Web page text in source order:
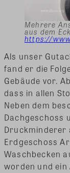
Mehrere
aus dem
https://
Als unser
fand er die
Gebäude vor.
dass in allen
Neben dem
Dachgeschoss
Druckminderer
Erdgeschoss
Waschbecken
worden und